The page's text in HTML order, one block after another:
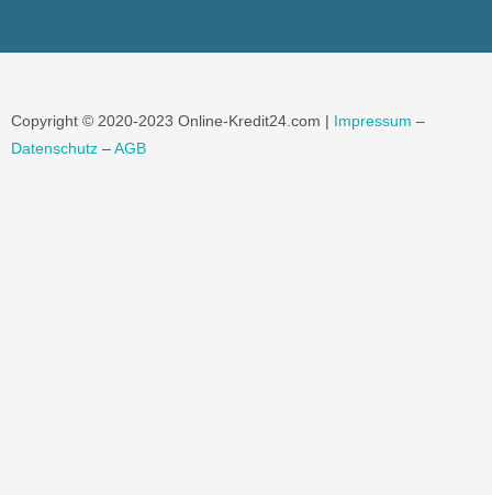
Copyright © 2020-2023 Online-Kredit24.com | Impressum –
Datenschutz – AGB